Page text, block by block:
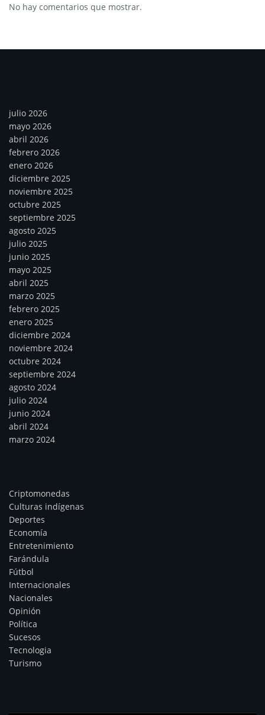
No hay comentarios que mostrar.
julio 2026
mayo 2026
abril 2026
febrero 2026
enero 2026
diciembre 2025
noviembre 2025
octubre 2025
septiembre 2025
agosto 2025
julio 2025
junio 2025
mayo 2025
abril 2025
marzo 2025
febrero 2025
enero 2025
diciembre 2024
noviembre 2024
octubre 2024
septiembre 2024
agosto 2024
julio 2024
junio 2024
abril 2024
marzo 2024
Criptomonedas
Culturas indígenas
Deportes
Economía
Entretenimiento
Farándula
Fútbol
Internacionales
Nacionales
Opinión
Política
Sucesos
Tecnologia
Turismo